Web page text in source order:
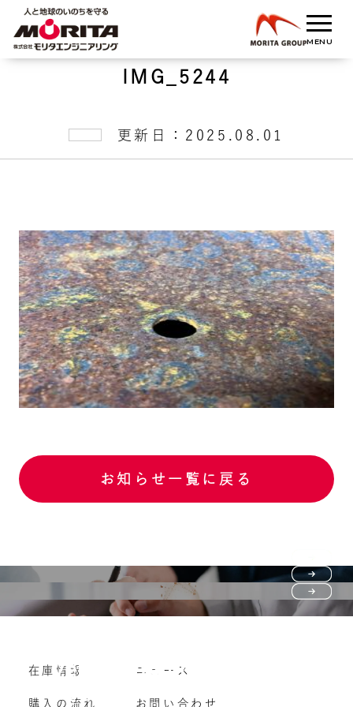
IMG_5244
更新日：2025.08.01
お知らせ一覧に戻る
購入の流れ
よくいただくご質問
Vehicle purchase
車両買い取り
在庫情報
購入の流れ
ニュース
お問い合わせ